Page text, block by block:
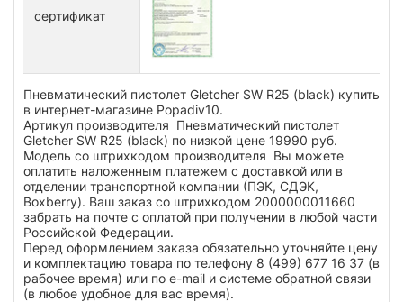
сертификат
Пневматический пистолет Gletcher SW R25 (black) купить
в интернет-магазине Popadiv10.
Артикул производителя Пневматический пистолет
Gletcher SW R25 (black) по низкой цене 19990 руб.
Модель со штрихкодом производителя Вы можете
оплатить наложенным платежем с доставкой или в
отделении транспортной компании (ПЭК, СДЭК,
Boxberry). Ваш заказ со штрихкодом 2000000011660
забрать на почте с оплатой при получении в любой части
Российской Федерации.
Перед оформлением заказа обязательно уточняйте цену
и комплектацию товара по телефону 8 (499) 677 16 37 (в
рабочее время) или по e-mail и системе обратной связи
(в любое удобное для вас время).